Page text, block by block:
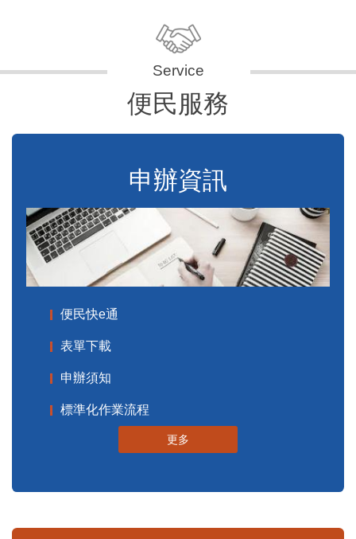
便民服務
申辦資訊
便民快e通
表單下載
申辦須知
標準化作業流程
更多